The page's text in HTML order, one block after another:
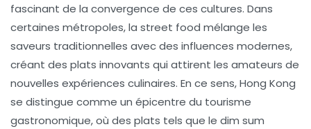
fascinant de la convergence de ces cultures. Dans
certaines métropoles, la street food mélange les
saveurs traditionnelles avec des influences modernes,
créant des plats innovants qui attirent les amateurs de
nouvelles expériences culinaires. En ce sens, Hong Kong
se distingue comme un épicentre du tourisme
gastronomique, où des plats tels que le dim sum